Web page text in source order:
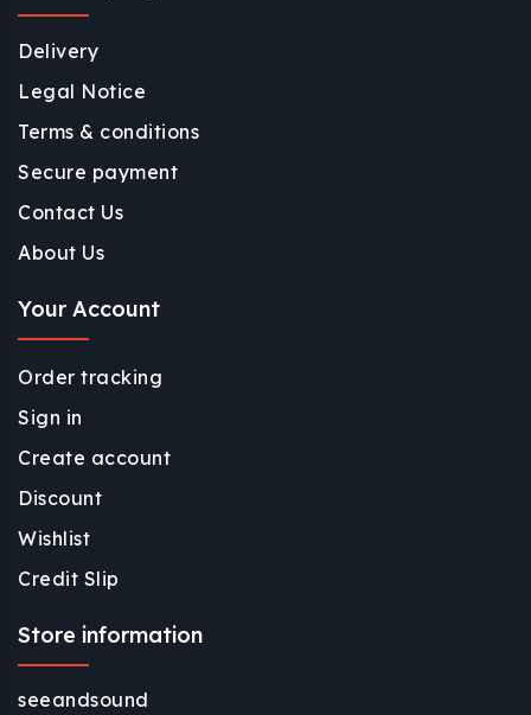
Delivery
Legal Notice
Terms & conditions
Secure payment
Contact Us
About Us
Your Account
Order tracking
Sign in
Create account
Discount
Wishlist
Credit Slip
Store information
seeandsound